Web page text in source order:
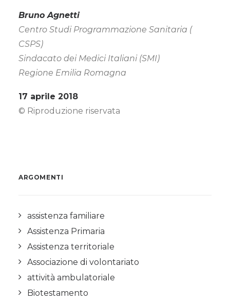
Bruno Agnetti
Centro Studi Programmazione Sanitaria (
CSPS)
Sindacato dei Medici Italiani (SMI)
Regione Emilia Romagna
17 aprile 2018
© Riproduzione riservata
ARGOMENTI
assistenza familiare
Assistenza Primaria
Assistenza territoriale
Associazione di volontariato
attività ambulatoriale
Biotestamento